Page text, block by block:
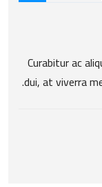
Curabitur ac
dui, at viverra